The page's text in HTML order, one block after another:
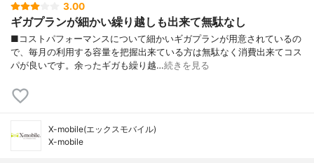
3.00
ギガプランが細かい繰り越しも出来て無駄なし
■コストパフォーマンスについて細かいギガプランが用意されているの
で、毎月の利用する容量を把握出来ている方は無駄なく消費出来てコス
パが良いです。余ったギガも繰り越…続きを見る
X-mobile(エックスモバイル)
X-mobile